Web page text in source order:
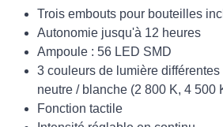
Trois embouts pour bouteilles
Autonomie jusqu'à 12 heures
Ampoule : 56 LED SMD
3 couleurs de lumière
neutre / blanche (2 800 K, 4 500
Fonction tactile